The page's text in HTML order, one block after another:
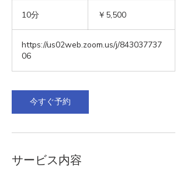
10分 ￥5,500
https://us02web.zoom.us/j/843037737
06
今すぐ予約
サービス内容